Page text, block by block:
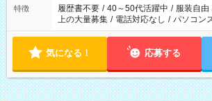
合は応募できません。
特徴 履歴書不要 / 40～50代活躍中 / 服装自由
上の大量募集 / 電話対応なし / パソコン
気になる！ 応募する